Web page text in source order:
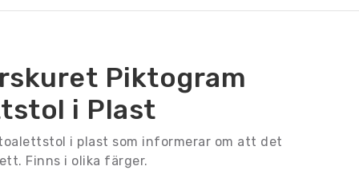
Till kassan
Återvinningsskyltar
Piktogram
i Plast
i plast som informerar om att det
Finns i olika färger.